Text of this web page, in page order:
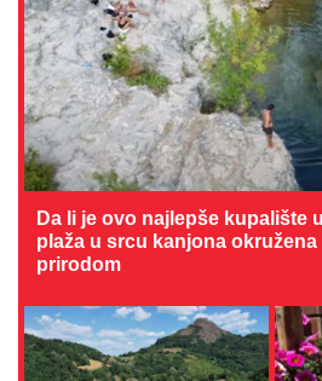
Da li je ovo najlepše kupalište
plaža u srcu kanjona
prirodom